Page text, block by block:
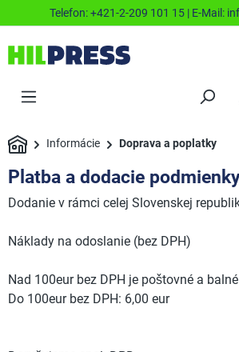
Telefon:+421-2-209 101 15| E-Mail:
Informácie Doprava a poplatky
Platba a dodacie
Dodanie v rámci celej Slovenskej
Náklady na odoslanie (bez DPH)
Nad 100eur bez DPH je poštovné a
Do 100eur bez DPH: 6,00 eur